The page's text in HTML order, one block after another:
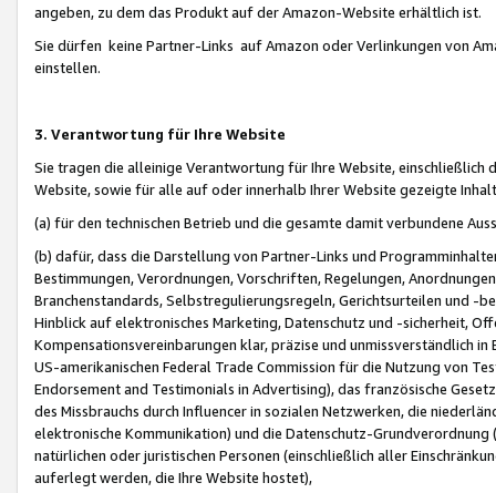
angeben, zu dem das Produkt auf der Amazon-Website erhältlich ist.
Sie dürfen keine Partner-Links auf Amazon oder Verlinkungen von
einstellen.
3. Verantwortung für Ihre Website
Sie tragen die alleinige Verantwortung für Ihre Website,
Website, sowie für alle auf oder innerhalb Ihrer Website gezeigte
(a) für den technischen Betrieb und die gesamte damit verbundene
(b) dafür, dass die Darstellung von Partner-Links und
Bestimmungen, Verordnungen, Vorschriften, Regelungen,
Branchenstandards, Selbstregulierungsregeln, Gerichtsurteilen und -
Hinblick auf elektronisches Marketing, Datenschutz und -sicherheit,
Kompensationsvereinbarungen klar, präzise und unmissverständlich
US-amerikanischen Federal Trade Commission für die Nutzung von
Endorsement and Testimonials in Advertising), das französische
des Missbrauchs durch Influencer in sozialen Netzwerken, die
elektronische Kommunikation) und die Datenschutz-
natürlichen oder juristischen Personen (einschließlich aller
auferlegt werden, die Ihre Website hostet),